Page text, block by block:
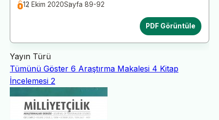
12 Ekim 2020Sayfa 89-92
PDF Görüntüle
Yayın Türü
Tümünü Göster 6 Araştırma Makalesi 4 Kitap
İncelemesi 2